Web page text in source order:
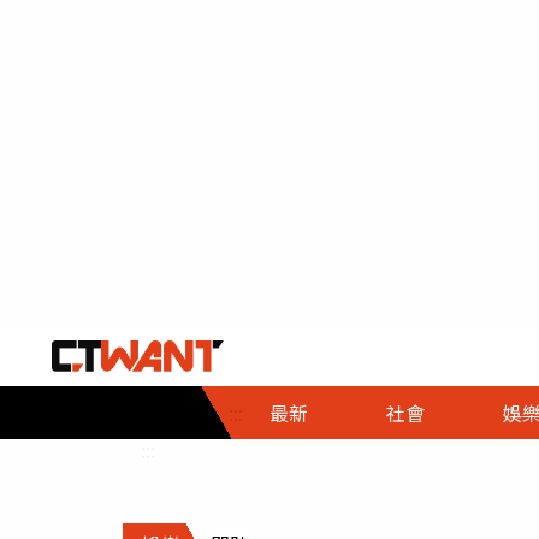
::: 最新 社會
社會首頁
時事
調查
娛樂
娛樂首頁
即時
財經首頁
熱線
政